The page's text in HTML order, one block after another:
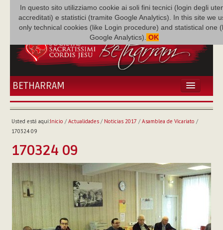
In questo sito utilizziamo cookie ai soli fini tecnici (login degli
accreditati) e statistici (tramite Google Analytics). In this site we
only technical cookies (like Login procedure) and statistical one
Google Analytics). OK
BETHARRAM
INICIO
BETHARRAM
MISIÓN
NEF
MULTIMEDIA
P. AUGUSTO ETCHECOPAR
Usted está aquí:Inicio / Actualidades/ Noticias 2017 / Asamblea de Vicariato /
170324 09
170324 09